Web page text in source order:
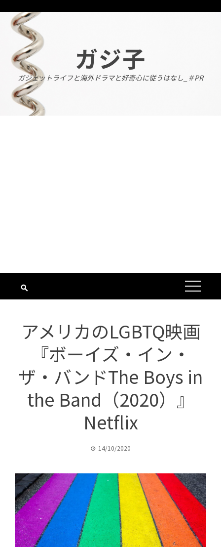
content
ガジ子
ガジェットライフと海外ドラマと好奇心に従うはなし_＃PR
アメリカのLGBTQ映画
『ボーイズ・イン・
ザ・バンドThe Boys in
the Band（2020）』
Netflix
14/10/2020